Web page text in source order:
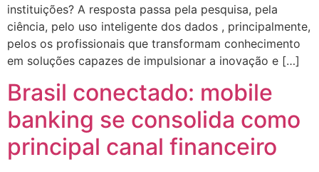
instituições? A resposta passa pela pesquisa, pela
ciência, pelo uso inteligente dos dados , principalmente,
pelos os profissionais que transformam conhecimento
em soluções capazes de impulsionar a inovação e […]
Brasil conectado: mobile
banking se consolida como
principal canal financeiro